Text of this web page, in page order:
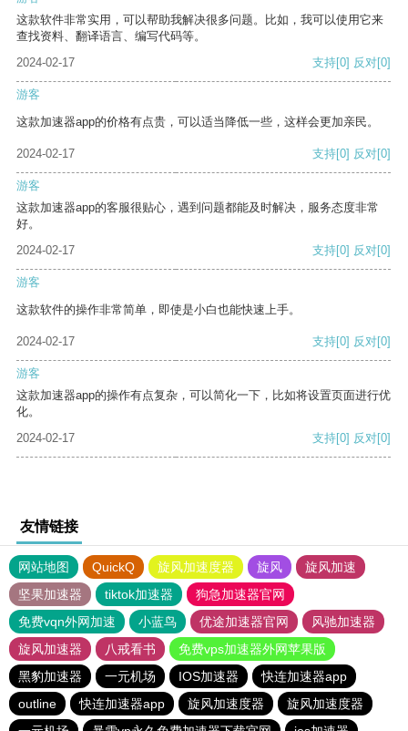
这款软件非常实用，可以帮助我解决很多问题。比如，我可以使用它来
查找资料、翻译语言、编写代码等。
2024-02-17
支持[0] 反对[0]
游客
这款加速器app的价格有点贵，可以适当降低一些，这样会更加亲民。
2024-02-17 支持[0] 反对[0]
游客
这款加速器app的客服很贴心，遇到问题都能及时解决，服务态度非常
好。
2024-02-17
支持[0] 反对[0]
游客
这款软件的操作非常简单，即使是小白也能快速上手。
2024-02-17 支持[0] 反对[0]
游客
这款加速器app的操作有点复杂，可以简化一下，比如将设置页面进行优
化。
2024-02-17
支持[0] 反对[0]
友情链接
网站地图 QuickQ 旋风加速度器 旋风
旋风加速
坚果加速器
tiktok加速器
狗急加速器官网
免费vqn外网加速
小蓝鸟 优途加速器官网
风驰加速器
旋风加速器
八戒看书
免费vps加速器外网苹果版
黑豹加速器
一元机场 IOS加速器
快连加速器app
outline
快连加速器app 旋风加速度器
旋风加速度器